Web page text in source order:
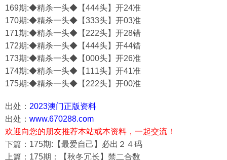
169期:◆精杀一头◆【444头】开24准
170期:◆精杀一头◆【333头】开03准
171期:◆精杀一头◆【222头】开28错
172期:◆精杀一头◆【444头】开44错
173期:◆精杀一头◆【000头】开26准
174期:◆精杀一头◆【111头】开41准
175期:◆精杀一头◆【222头】开00准
出处： 2023澳门正版资料
出处： www.670288.com
欢迎向您的朋友推荐本站或本资料，一起交流！
下篇：175期:【最爱自己】必出２４码
上篇：175期：【秋冬冗长】禁二合数